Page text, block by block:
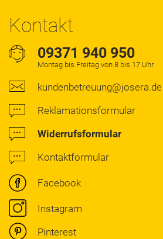
Kontakt
09371 940 950
Montag bis Freitag von 8 bis 17 Uhr
kundenbetreuung@josera.de
Reklamationsformular
Widerrufsformular
Kontaktformular
Facebook
Instagram
Pinterest